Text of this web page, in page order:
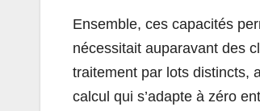
Ensemble, ces capacités
nécessitait auparavant des
traitement par lots distincts,
calcul qui s’adapte à zéro